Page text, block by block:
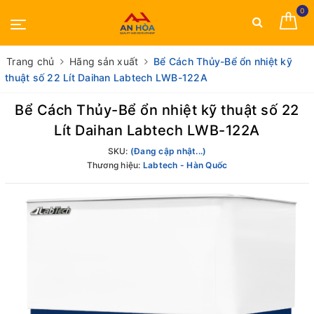
0
Trang chủ Hãng sản xuất
Bể Cách Thủy-Bể ổn nhiệt kỹ
thuật số 22 Lít Daihan Labtech LWB-122A
Bể Cách Thủy-Bể ổn nhiệt kỹ thuật số 22
Lít Daihan Labtech LWB-122A
SKU: (Đang cập nhật...)
Thương hiệu: Labtech - Hàn Quốc